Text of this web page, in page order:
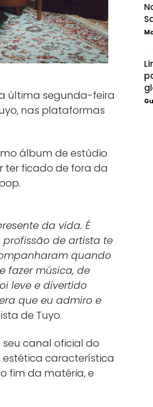
última segunda-feira
nas plataformas
álbum de estúdio
ter ficado de fora da
da vida. É
de artista te
quando
fazer música, de
leve e divertido
que eu admiro e
de Tuyo.
canal oficial do
estética característica
fim da matéria, e